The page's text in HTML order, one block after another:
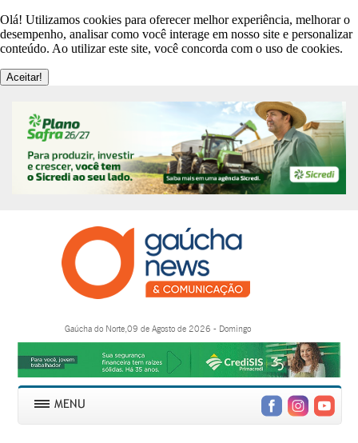
Olá! Utilizamos cookies para oferecer melhor experiência, melhorar o
desempenho, analisar como você interage em nosso site e personalizar
conteúdo. Ao utilizar este site, você concorda com o uso de cookies.
Aceitar!
Gaúcha do Norte,09 de Agosto de 2026 - Domingo